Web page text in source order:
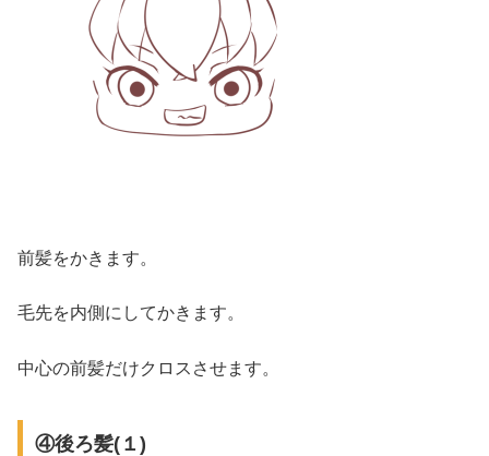
前髪をかきます。
毛先を内側にしてかきます。
中心の前髪だけクロスさせます。
④後ろ髪(１)